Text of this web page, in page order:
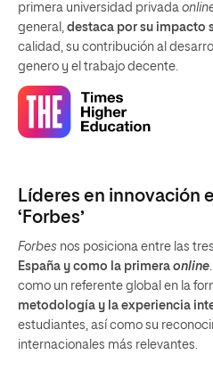
primera universidad privada
general, destaca por su impacto
calidad, su contribución al
genero y el trabajo decente.
Líderes en innovación
‘Forbes’
Forbes nos posiciona entre las tres
España y como la primera online
como un referente global en la
metodología y la experiencia
estudiantes, así como su
internacionales más relevantes.